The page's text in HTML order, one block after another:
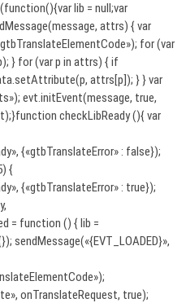
lib = null;var
attrs) { var
for (var
} for (var p in attrs) { if
attrs[p]); } } var
evt.initEvent(message, true,
checkLibReady (){ var
{«gtbTranslateError» : false});
{
{«gtbTranslateError» : true});
= function () { lib =
sendMessage(«{EVT_LOADED}»,
onTranslateRequest, true);